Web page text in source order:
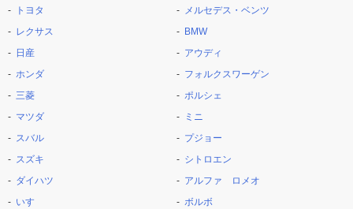
トヨタ
レクサス
日産
ホンダ
三菱
マツダ
スバル
スズキ
ダイハツ
いすゞ
メルセデス・ベンツ
BMW
アウディ
フォルクスワーゲン
ポルシェ
ミニ
プジョー
シトロエン
アルファ ロメオ
ボルボ